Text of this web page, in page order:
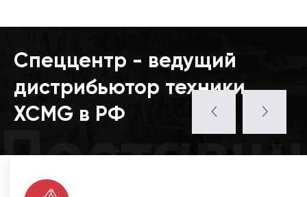
Спеццентр - ведущий
дистрибьютор техники
XCMG в РФ